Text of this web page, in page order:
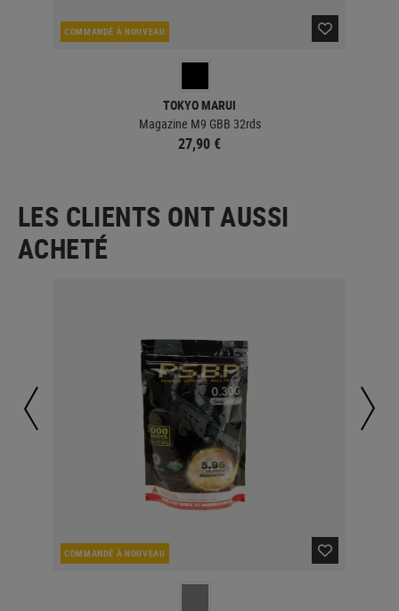
COMMANDÉ À NOUVEAU
TOKYO MARUI
Magazine M9 GBB 32rds
27,90 €
LES CLIENTS ONT AUSSI
ACHETÉ
COMMANDÉ À NOUVEAU